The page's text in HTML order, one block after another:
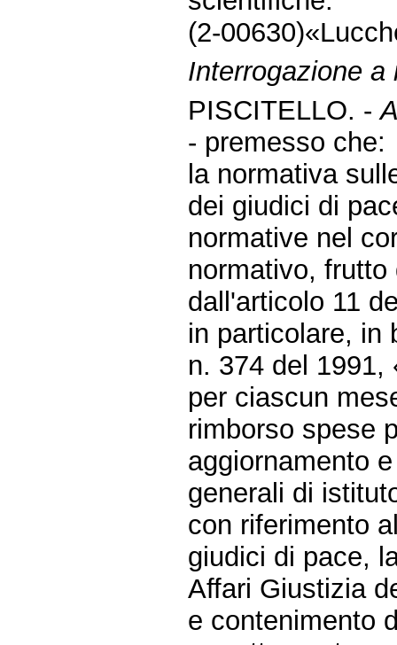
(2-
Interrogazione
PISCITELLO. -
- premesso che:
la normativa
dei giudici di
normative nel
normativo,
dall'articolo 11
in particolare, in
n. 374 del 1991,
per ciascun
rimborso spese
aggiornamento
generali di
con riferimento
giudici di pace,
Affari Giustizia
e contenimento